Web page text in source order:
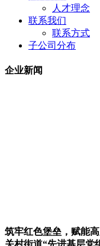
人才理念
联系我们
联系方式
子公司分布
企业新闻
筑牢红色堡垒，赋能
关村街道“先进基层党